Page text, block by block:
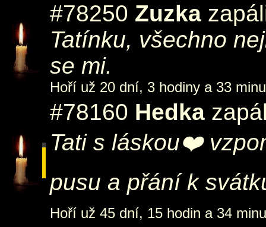
#78250 Zuzka
Tatínku, všechno
se mi.
Hoří už 20 dní, 3 hodiny a 33
#78160 Hedka
Tati s láskou❤️
pusu a přání k
Hoří už 45 dní, 15 hodin a 34